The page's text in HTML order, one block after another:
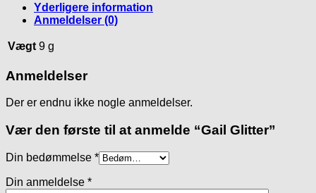
Yderligere information
Anmeldelser (0)
Vægt 9 g
Anmeldelser
Der er endnu ikke nogle anmeldelser.
Vær den første til at anmelde “Gail Glitter”
Din bedømmelse *
Din anmeldelse *